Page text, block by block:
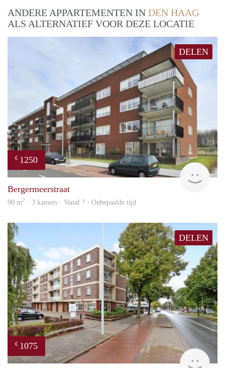
ANDERE APPARTEMENTEN IN DEN HAAG
ALS ALTERNATIEF VOOR DEZE LOCATIE
DELEN
€ 1250
Bergermeerstraat
90 m2 · 3 kamers · Vanaf ? - Onbepaalde tijd
DELEN
€ 1075